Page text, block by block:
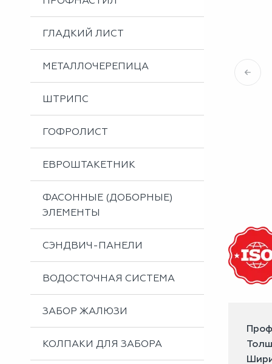
Металлоизделия
Проектирование вентилируемых фасадов
Вальцовка листового металла
ГЛАДКИЙ ЛИСТ
МЕТАЛЛОЧЕРЕПИЦА
ШТРИПС
ГОФРОЛИСТ
ЕВРОШТАКЕТНИК
ФАСОННЫЕ (ДОБОРНЫЕ)
ЭЛЕМЕНТЫ
СЭНДВИЧ-ПАНЕЛИ
ВОДОСТОЧНАЯ СИСТЕМА
ЗАБОР ЖАЛЮЗИ
КОЛПАКИ ДЛЯ ЗАБОРА